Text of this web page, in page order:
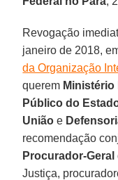
Revogação
janeiro de 2018,
da Organização
querem Ministério
Público do
União e
recomendação
Procurador-
Justiça,